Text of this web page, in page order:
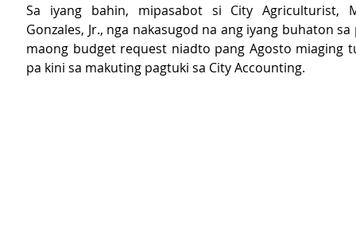
Sa iyang bahin, mipasabot si City Agriculturist,
Gonzales, Jr., nga nakasugod na ang iyang buhaton
maong budget request niadto pang Agosto miaging
pa kini sa makuting pagtuki sa City Accounting.